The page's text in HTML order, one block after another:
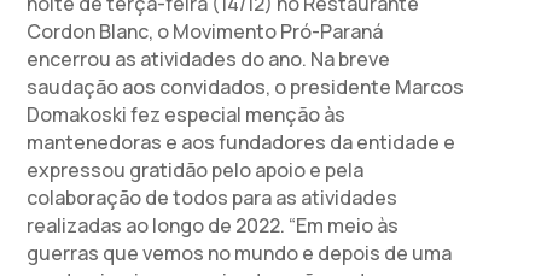
Cordon Blanc, o Movimento Pró-Paraná
encerrou as atividades do ano. Na breve
saudação aos convidados, o presidente Marcos
Domakoski fez especial menção às
mantenedoras e aos fundadores da entidade e
expressou gratidão pelo apoio e pela
colaboração de todos para as atividades
realizadas ao longo de 2022. “Em meio às
guerras que vemos no mundo e depois de uma